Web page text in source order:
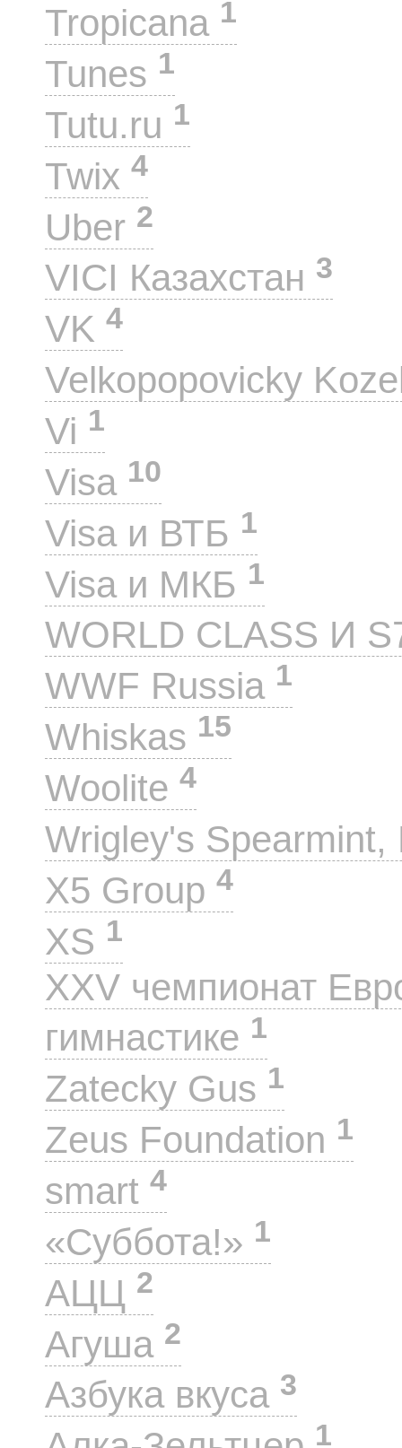
Tropicana 1
Tunes 1
Tutu.ru 1
Twix 4
Uber 2
VICI Казахстан 3
VK 4
Velkopopovicky
Vi 1
Visa 10
Visa и ВТБ 1
Visa и МКБ 1
WORLD CLASS И
WWF Russia 1
Whiskas 15
Woolite 4
Wrigley's
X5 Group 4
XS 1
XXV чемпионат
гимнастике 1
Zatecky Gus 1
Zeus Foundation 1
smart 4
«Суббота!» 1
АЦЦ 2
Агуша 2
Азбука вкуса 3
1